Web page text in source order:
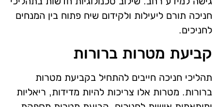
חניכה תורם ליעילות ולקידום שיח פתוח בין המנחים
לחניכים.
קביעת מטרות ברורות
תהליכי חניכה חייבים להתחיל בקביעת מטרות
ברורות. מטרות אלו צריכות להיות מדידות, ריאליות